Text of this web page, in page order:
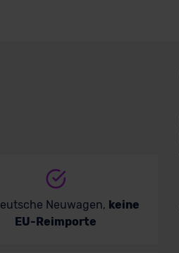
Neuwagen, keine
EU-Reimporte